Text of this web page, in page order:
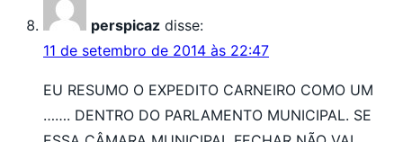
perspicaz disse:
11 de setembro de 2014 às 22:47
EU RESUMO O EXPEDITO CARNEIRO COMO UM
……. DENTRO DO PARLAMENTO MUNICIPAL. SE